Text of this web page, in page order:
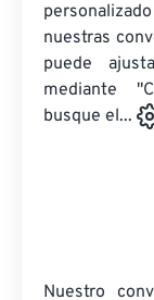
nuestras
puede
mediante
busque el...
Nuestro